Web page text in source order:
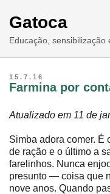
Gatoca
Educação,
15.7.16
Farmina por
Atualizado em 11 de
Simba adora comer. É
de ração e o último a
farelinhos. Nunca
presunto ― coisa que
nove anos. Quando